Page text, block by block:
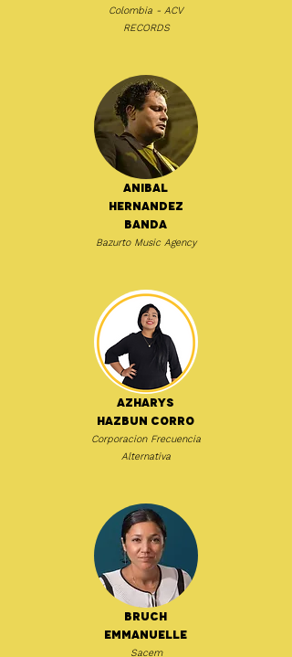
Colombia - ACV
RECORDS
Anibal
Hernandez
Banda
Bazurto Music Agency
Azharys
Hazbun Corro
Corporacion Frecuencia
Alternativa
Bruch
Emmanuelle
Sacem